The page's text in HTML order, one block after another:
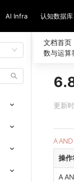
AI Infra 认知数据库
文档首页
数与运算
更新
A
操作
A